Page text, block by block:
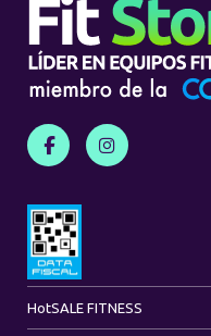
HotSALE FITNESS